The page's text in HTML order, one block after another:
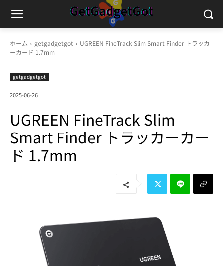
ホーム getgadgetgot
UGREEN FineTrack Slim Smart Finder トラッカ
ーカード 1.7mm
getgadgetgot
2025-06-26
UGREEN FineTrack Slim
Smart Finder トラッカーカー
ド 1.7mm